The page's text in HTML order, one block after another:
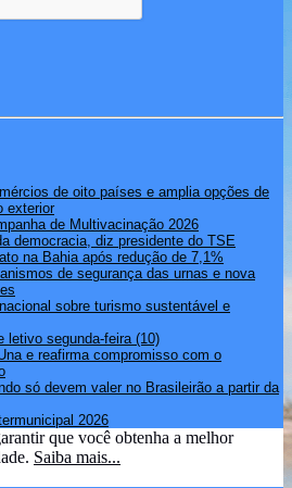
de oito países e amplia opções de
exterior
de Multivacinação 2026
democracia, diz presidente do TSE
na Bahia após redução de 7,1%
de segurança das urnas e nova
sobre turismo sustentável e
letivo segunda-feira (10)
e reafirma compromisso com o
só devem valer no Brasileirão a partir da
2026
que você obtenha a melhor
Saiba mais...